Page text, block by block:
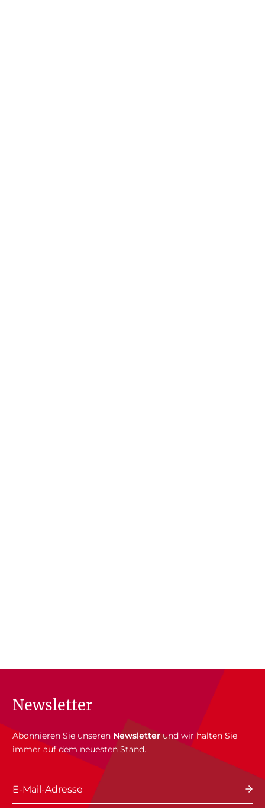
Newsletter
Abonnieren Sie unseren Newsletterund wir halten Sie
immer auf dem neuesten Stand.
E-Mail-Adresse